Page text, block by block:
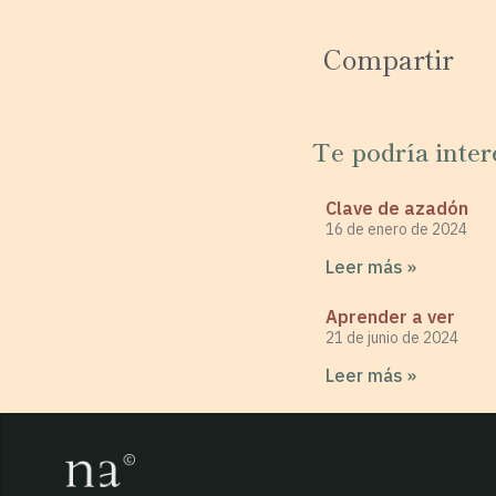
Compartir
Te podría
Clave de azadón
16 de enero de 2024
Leer más »
Aprender a ver
21 de junio de 2024
Leer más »